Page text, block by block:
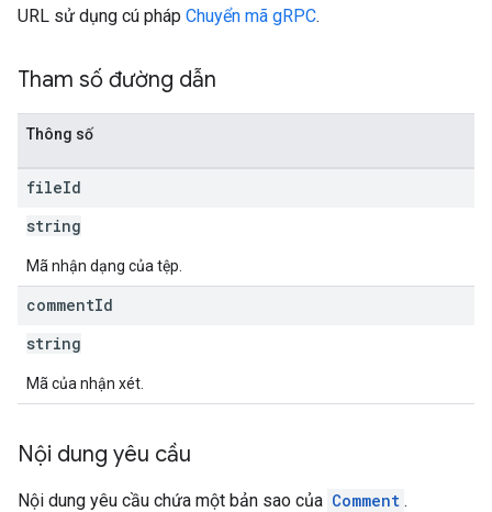
URL sử dụng cú pháp Chuyển mã gRPC.
Tham số đường dẫn
Thông số
fileId
string
Mã nhận dạng của tệp.
commentId
string
Mã của nhận xét.
Nội dung yêu cầu
Nội dung yêu cầu chứa một bản sao của Comment .